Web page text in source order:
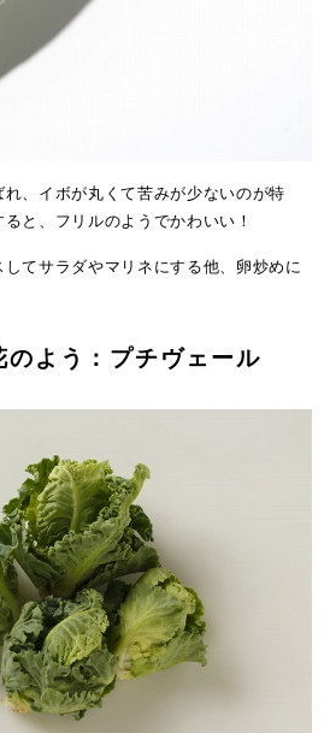
れ、イボが丸くて苦みが少ないのが特
と、フリルのようでかわいい！
てサラダやマリネにする他、卵炒めに
のよう：プチヴェール